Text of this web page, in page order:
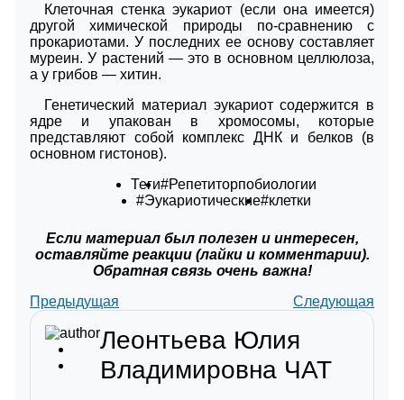
Клеточная стенка эукариот (если она имеется)
другой химической природы по-сравнению с
прокариотами. У последних ее основу составляет
муреин. У растений — это в основном целлюлоза,
а у грибов — хитин.
Генетический материал эукариот содержится в
ядре и упакован в хромосомы, которые
представляют собой комплекс ДНК и белков (в
основном гистонов).
Теги#Репетиторпобиологии
#Эукариотические#клетки
Если материал был полезен и интересен,
оставляйте реакции (лайки и комментарии).
Обратная связь очень важна!
Предыдущая
Следующая
Леонтьева Юлия
Владимировна ЧАТ